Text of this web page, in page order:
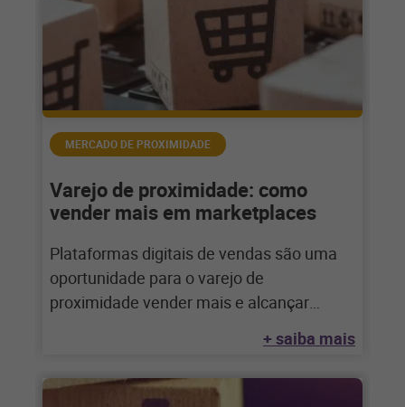
MERCADO DE PROXIMIDADE
Varejo de proximidade: como
vender mais em marketplaces
Plataformas digitais de vendas são uma
oportunidade para o varejo de
proximidade vender mais e alcançar
+ saiba mais